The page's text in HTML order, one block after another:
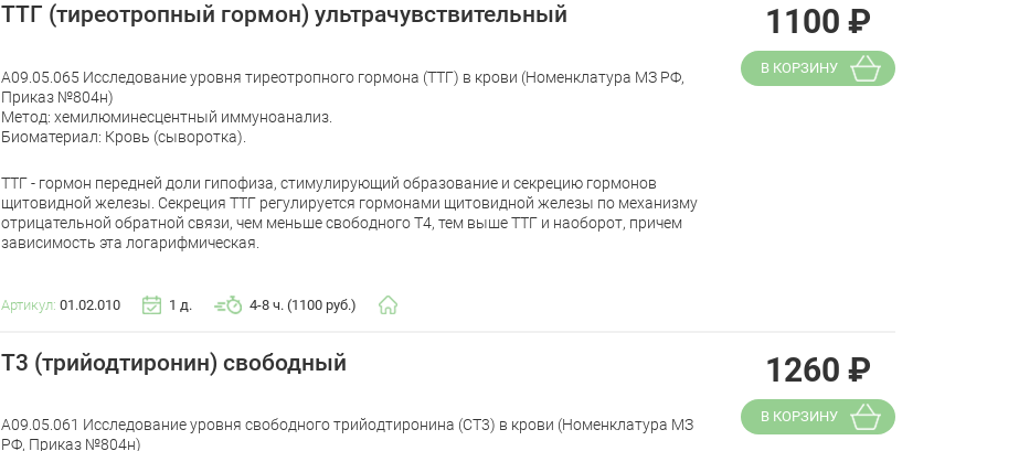
ТТГ (тиреотропный гормон) ультрачувствительный
A09.05.065 Исследование уровня тиреотропного гормона (ТТГ) в крови (Номенклатура МЗ РФ,
Приказ №804н)
Метод: хемилюминесцентный иммуноанализ.
Биоматериал: Кровь (сыворотка).
ТТГ - гормон передней доли гипофиза, стимулирующий образование и секрецию гормонов
щитовидной железы. Секреция ТТГ регулируется гормонами щитовидной железы по механизму
отрицательной обратной связи, чем меньше свободного Т4, тем выше ТТГ и наоборот, причем
зависимость эта логарифмическая.
Артикул: 01.02.010 1 д. 4-8 ч. (1100 руб.)
1100 ₽
В КОРЗИНУ
Т3 (трийодтиронин) свободный
A09.05.061 Исследование уровня свободного трийодтиронина (СТ3) в крови (Номенклатура МЗ
РФ, Приказ №804н)
1260 ₽
В КОРЗИНУ